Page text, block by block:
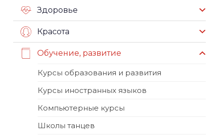
Здоровье
Красота
Обучение, развитие
Курсы образования и развития
Курсы иностранных языков
Компьютерные курсы
Школы танцев